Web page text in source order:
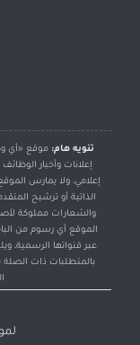
تنويه هام: موقع «أي
إعلانات وأخبار
إعلامي، ولا يمارس
الذاتية أو ترشيح
والشعارات مملوكة
الموقع أي رسوم من
عبر قنواتها الرسمية،
بالمتطلبات ذات الصلة